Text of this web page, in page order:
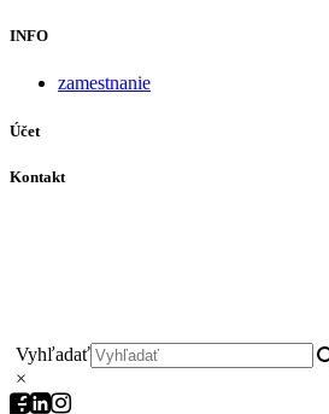
INFO
zamestnanie
Účet
Kontakt
Vyhľadať
×